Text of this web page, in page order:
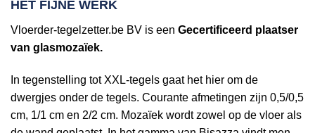
HET FIJNE WERK
Vloerder-tegelzetter.be BV is een Gecertificeerd plaatser
van glasmozaïek.
In tegenstelling tot XXL-tegels gaat het hier om de
dwergjes onder de tegels. Courante afmetingen zijn 0,5/0,5
cm, 1/1 cm en 2/2 cm. Mozaïek wordt zowel op de vloer als